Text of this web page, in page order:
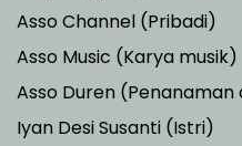
Asso Channel (Pribadi)
Asso Music (Karya musik)
Asso Duren (Penanaman
Iyan Desi Susanti (Istri)